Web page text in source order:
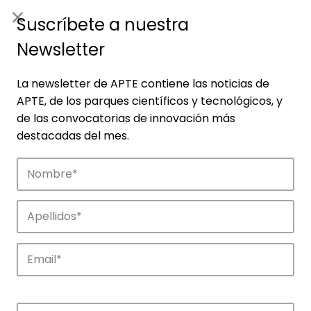
Empresas
Descubre las empresas que impulsan la
innovación en los parques de APTE.
Suscríbete a nuestra
Newsletter
La newsletter de APTE contiene las noticias de
APTE, de los parques científicos y tecnológicos, y
de las convocatorias de innovación más
destacadas del mes.